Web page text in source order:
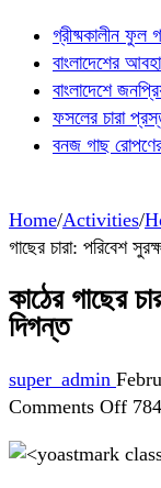
গ্রীষ্মকালীন
বাংলাদেশের
বাংলাদেশে
ফসলের চারা
বনজ গাছ
Home/Activities/
গাছের চারা: পরিবেশ
কাঠের গাছের
দিগন্ত
super_admin
Comments Offon
গাছের